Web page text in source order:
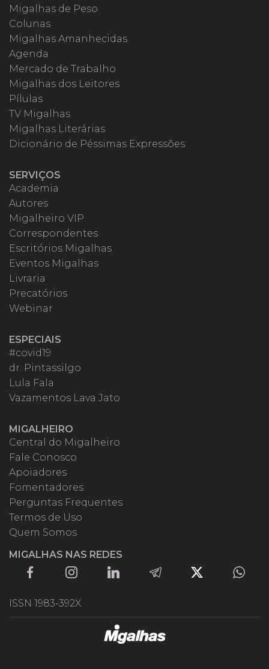
Migalhas de Peso
Colunas
Migalhas Amanhecidas
Agenda
Mercado de Trabalho
Migalhas dos Leitores
Pílulas
TV Migalhas
Migalhas Literárias
Dicionário de Péssimas Expressões
SERVIÇOS
Academia
Autores
Migalheiro VIP
Correspondentes
Escritórios Migalhas
Eventos Migalhas
Livraria
Precatórios
Webinar
ESPECIAIS
#covid19
dr. Pintassilgo
Lula Fala
Vazamentos Lava Jato
MIGALHEIRO
Central do Migalheiro
Fale Conosco
Apoiadores
Fomentadores
Perguntas Frequentes
Termos de Uso
Quem Somos
MIGALHAS NAS REDES
ISSN 1983-392X